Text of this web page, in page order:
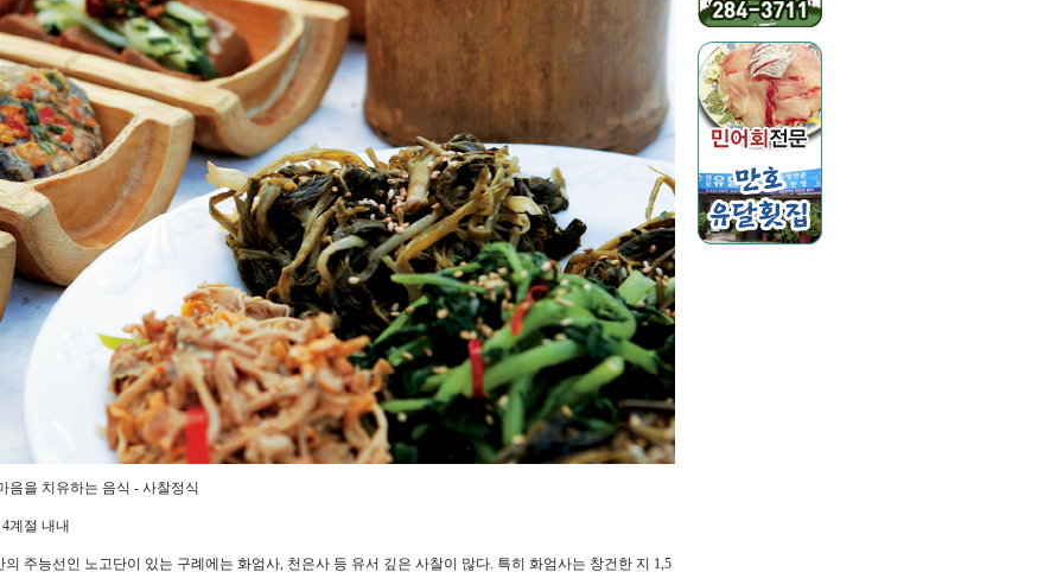
음을 치유하는 음식 - 사찰정식
계절 내내
의 주능선인 노고단이 있는 구례에는 화엄사, 천은사 등 유서 깊은 사찰이 많다. 특히 화엄사는 창건한 지 1,5